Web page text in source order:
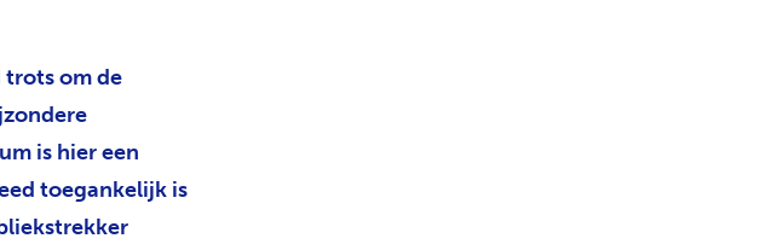
trots om de
is hier een
toegankelijk is